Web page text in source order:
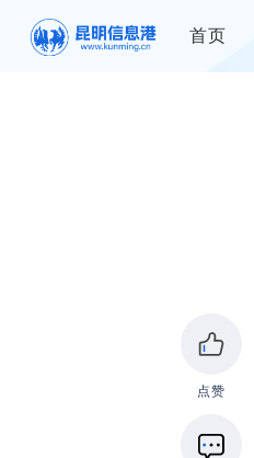
首页
点赞